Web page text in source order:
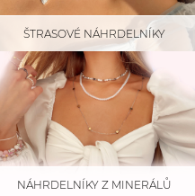
ŠTRASOVÉ NÁHRDELNÍKY
NÁHRDELNÍKY Z MINERÁLŮ